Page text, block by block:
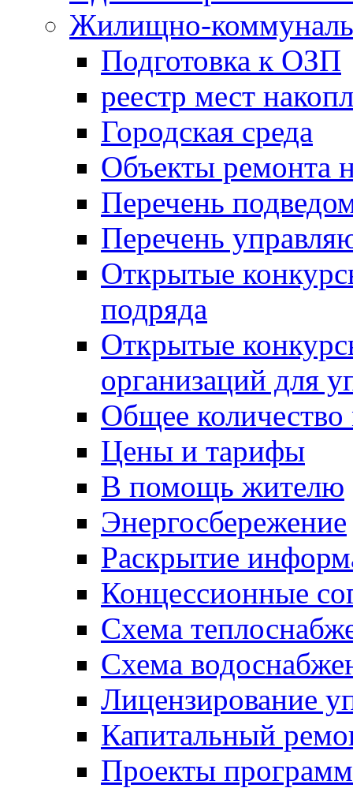
Жилищно-
Подготовка к ОЗП
реестр мест
Городская среда
Объекты ремонта
Перечень
Перечень
Открытые
подряда
Открытые
организаций для
Общее
Цены и тарифы
В помощь жителю
Энергосбережение
Раскрытие
Концессионные
Схема
Схема
Лицензирование
Капитальный
Проекты программ